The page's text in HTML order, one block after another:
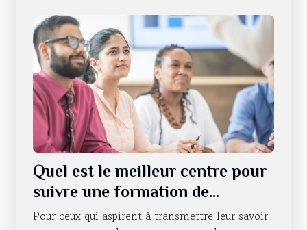
Quel est le meilleur centre pour
suivre une formation de
formateur pour adultes ?
Pour ceux qui aspirent à transmettre leur savoir